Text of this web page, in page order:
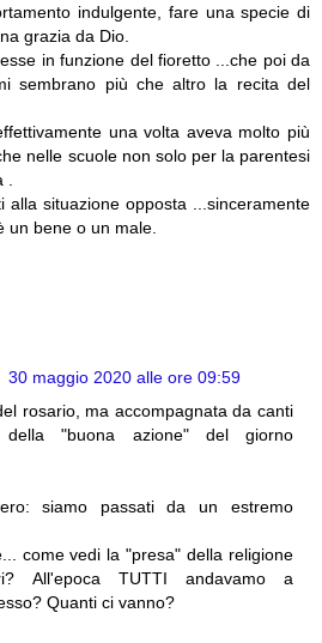
indulgente, fare una specie di
grazia da Dio.
in funzione del fioretto ...che poi da
sembrano più che altro la recita del
una volta aveva molto più
nelle scuole non solo per la parentesi
alla situazione opposta ...sinceramente
un bene o un male.
30 maggio 2020 alle ore 09:59
rosario, ma accompagnata da canti
della "buona azione" del giorno
siamo passati da un estremo
come vedi la "presa" della religione
All'epoca TUTTI andavamo a
Quanti ci vanno?